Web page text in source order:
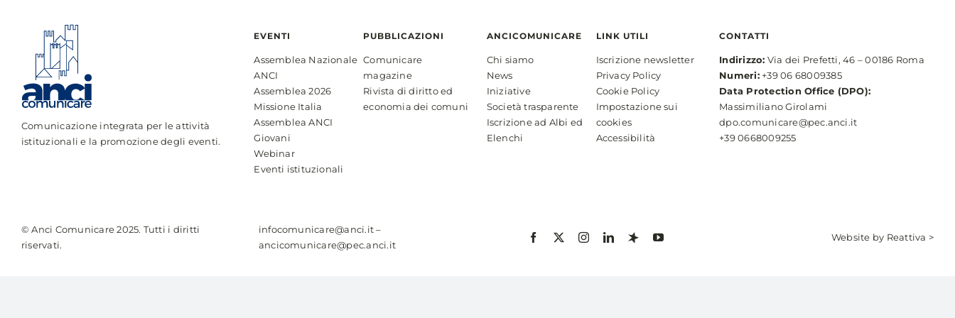
Comunicazione integrata per le attività
istituzionali e la promozione degli eventi.
EVENTI
Assemblea Nazionale
ANCI
Assemblea 2026
Missione Italia
Assemblea ANCI
Giovani
Webinar
Eventi istituzionali
PUBBLICAZIONI
Comunicare
magazine
Rivista di diritto ed
economia dei comuni
ANCICOMUNICARE
Chi siamo
News
Iniziative
Società trasparente
Iscrizione ad Albi ed
Elenchi
LINK UTILI
Iscrizione newsletter
Privacy Policy
Cookie Policy
Impostazione sui
cookies
Accessibilità
CONTATTI
Indirizzo: Via dei Prefetti, 46 – 00186 Roma
Numeri:+39 06 68009385
Data Protection Office (DPO):
Massimiliano Girolami
dpo.comunicare@pec.anci.it
+39 0668009255
© Anci Comunicare 2025. Tutti i diritti
riservati.
infocomunicare@anci.it–
ancicomunicare@pec.anci.it
Website by Reattiva >